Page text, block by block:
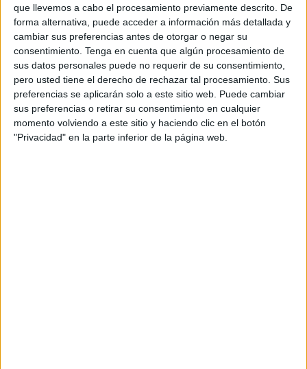
que llevemos a cabo el procesamiento previamente descrito. De
forma alternativa, puede acceder a información más detallada y
cambiar sus preferencias antes de otorgar o negar su
consentimiento. Tenga en cuenta que algún procesamiento de
sus datos personales puede no requerir de su consentimiento,
pero usted tiene el derecho de rechazar tal procesamiento. Sus
preferencias se aplicarán solo a este sitio web. Puede cambiar
sus preferencias o retirar su consentimiento en cualquier
momento volviendo a este sitio y haciendo clic en el botón
"Privacidad" en la parte inferior de la página web.